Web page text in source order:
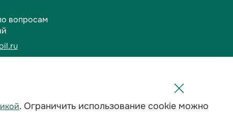
вопросам
. Ограничить использование cookie можно